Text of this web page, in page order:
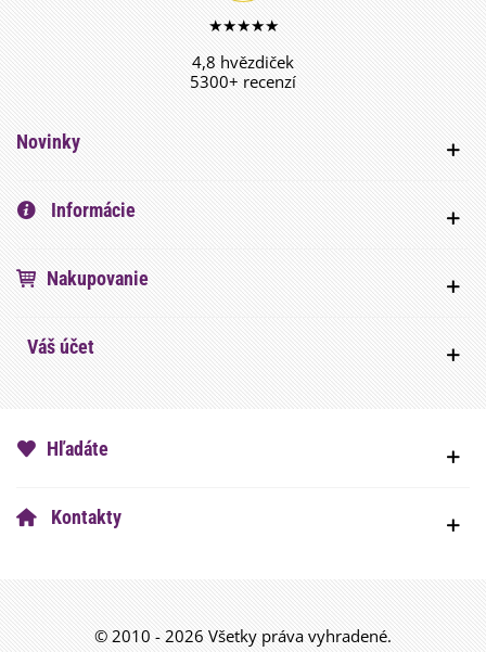
★★★★★
4,8 hvězdiček
5300+ recenzí
Novinky
Informácie
Nakupovanie
Váš účet
Hľadáte
Kontakty
© 2010 - 2026 Všetky práva vyhradené.